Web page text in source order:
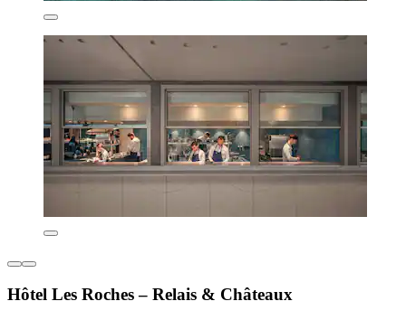
Hôtel Les Roches – Relais & Châteaux